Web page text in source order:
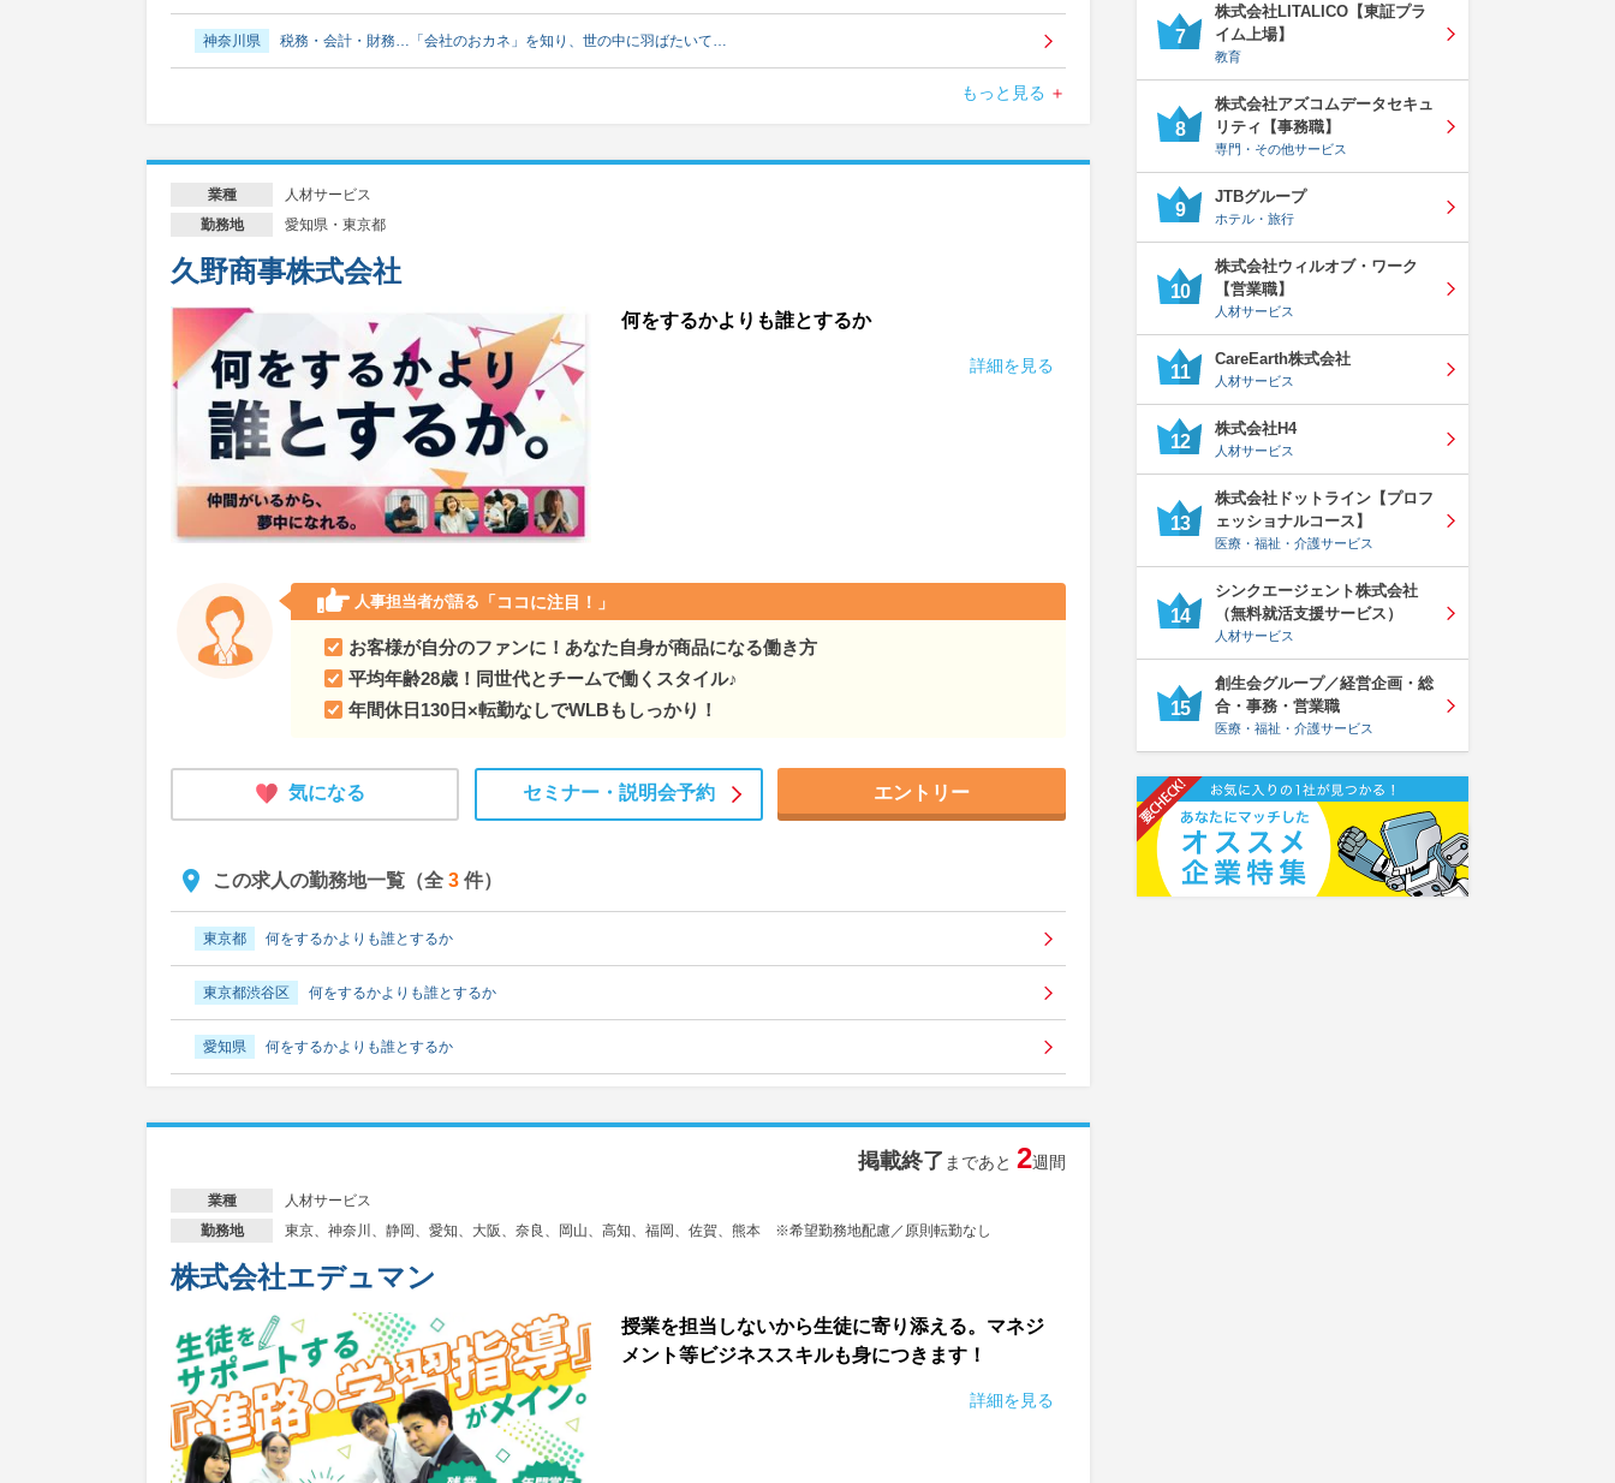
神奈川県 税務・会計・財務…「会社のおカネ」を知り、世の中に羽ばたいて…
もっと見る
業種 人材サービス
勤務地 愛知県・東京都
久野商事株式会社
何をするかよりも誰とするか
詳細を見る
人事担当者が語る 「ココに注目！」
お客様が自分のファンに！あなた自身が商品になる働き方
平均年齢28歳！同世代とチームで働くスタイル♪
年間休日130日×転勤なしでWLBもしっかり！
気になる セミナー・ 説明会予約 エントリー
この求人の勤務地一覧（全 3 件）
東京都 何をするかよりも誰とするか
東京都渋谷区 何をするかよりも誰とするか
愛知県 何をするかよりも誰とするか
掲載終了 まであと 2週間
業種 人材サービス
勤務地 東京、神奈川、静岡、愛知、大阪、奈良、岡山、高知、福岡、佐賀、熊本 ※希望勤務地配慮／原則転勤なし
株式会社エデュマン
授業を担当しないから生徒に寄り添える。マネジ
メント等ビジネススキルも身につきます！
詳細を見る
7
株式会社LITALICO【東証プラ
イム上場】
教育
8
株式会社アズコムデータセキュ
リティ【事務職】
専門・その他サービス
9
JTBグループ
ホテル・旅行
10
株式会社ウィルオブ・ワーク
【営業職】
人材サービス
11
CareEarth株式会社
人材サービス
12
株式会社H4
人材サービス
13
株式会社ドットライン【プロフ
ェッショナルコース】
医療・福祉・介護サービス
14
シンクエージェント株式会社
（無料就活支援サービス）
人材サービス
15
創生会グループ／経営企画・総
合・事務・営業職
医療・福祉・介護サービス